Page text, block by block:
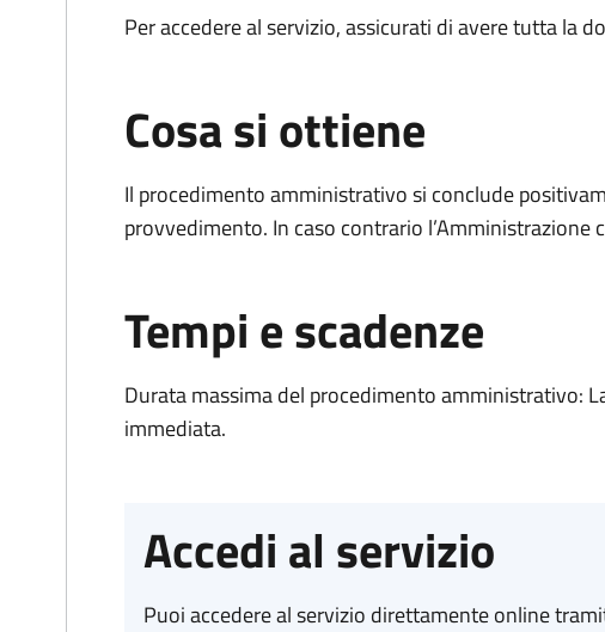
Per accedere al servizio, assicurati di avere tutta la
Cosa si ottiene
Il procedimento amministrativo si conclude
provvedimento. In caso contrario l’Amministrazione
Tempi e scadenze
Durata massima del procedimento amministrativo:
immediata.
Accedi al servizio
Puoi accedere al servizio direttamente online